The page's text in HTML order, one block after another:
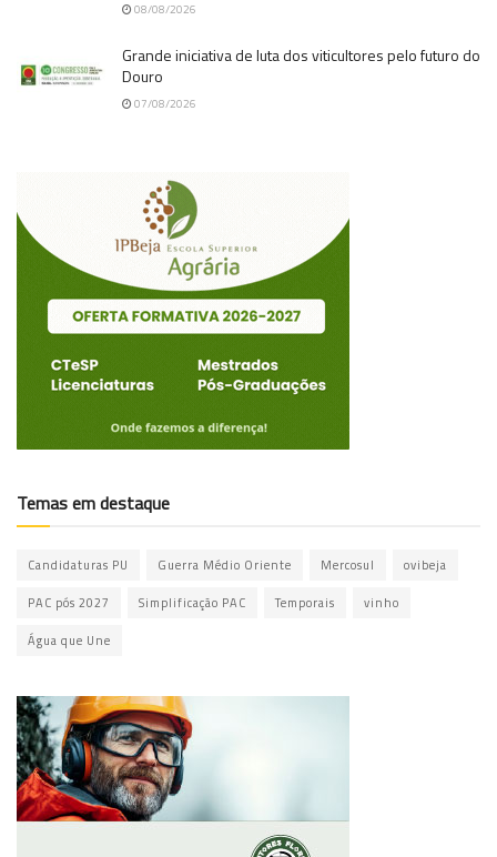
08/08/2026
Grande iniciativa de luta dos viticultores pelo futuro do
Douro
07/08/2026
Temas em destaque
Candidaturas PU Guerra Médio Oriente Mercosul ovibeja
PAC pós 2027 Simplificação PAC Temporais vinho
Água que Une